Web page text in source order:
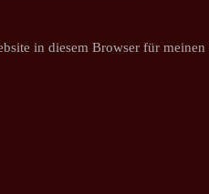
in diesem Browser für meinen